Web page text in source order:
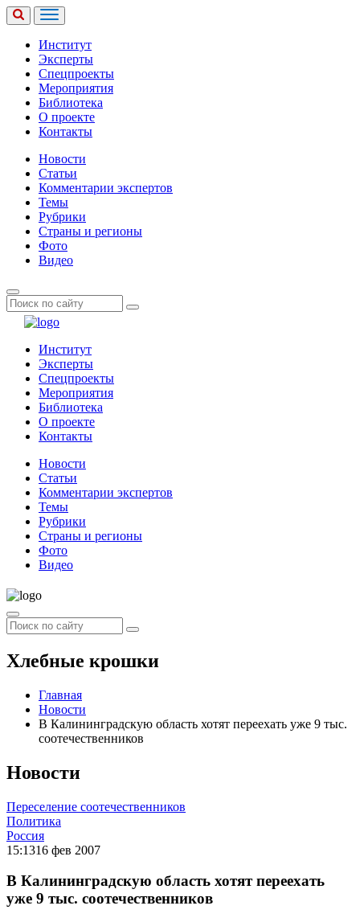
Институт
Эксперты
Спецпроекты
Мероприятия
Библиотека
О проекте
Контакты
Новости
Статьи
Комментарии экспертов
Темы
Рубрики
Страны и регионы
Фото
Видео
Институт
Эксперты
Спецпроекты
Мероприятия
Библиотека
О проекте
Контакты
Новости
Статьи
Комментарии экспертов
Темы
Рубрики
Страны и регионы
Фото
Видео
Хлебные крошки
Главная
Новости
В Калининградскую область хотят переехать уже 9 тыс.
соотечественников
Новости
Переселение соотечественников
Политика
Россия
15:1316 фев 2007
В Калининградскую область хотят переехать
уже 9 тыс. соотечественников